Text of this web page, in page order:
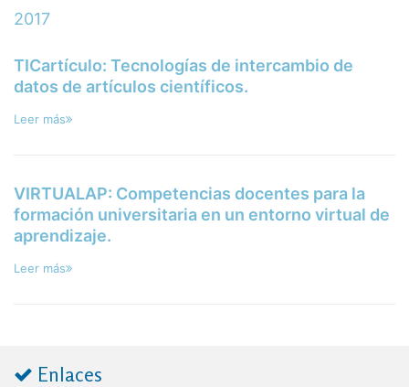
2017
TICartículo: Tecnologías de intercambio de
datos de artículos científicos.
Leer más
VIRTUALAP: Competencias docentes para la
formación universitaria en un entorno virtual de
aprendizaje.
Leer más
Enlaces